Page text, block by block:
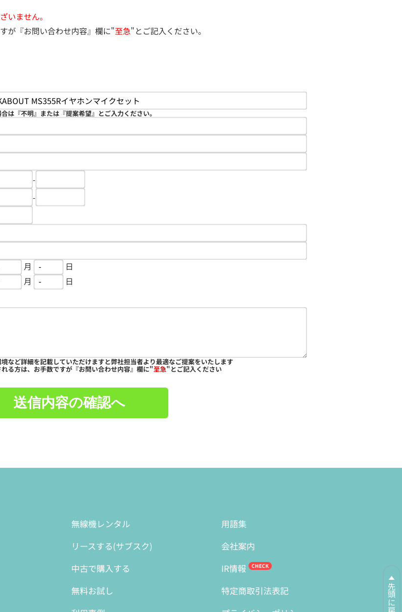
いません。
が『お問い合わせ内容』欄に"至急"とご記入ください。
は『不明』または『提案希望』とご入力ください。
-
-
月
日
月
日
など詳細を記載していただけますと弊社担当者より最適なご提案をいたします
る方は、お手数ですが『お問い合わせ内容』欄に"至急"とご記入ください
送信内容の確認へ
先頭に戻る
無線機レンタル
リースする(サブスク)
中古で購入する
無料お試し
用語集
会社案内
IR情報
特定商取引法表記